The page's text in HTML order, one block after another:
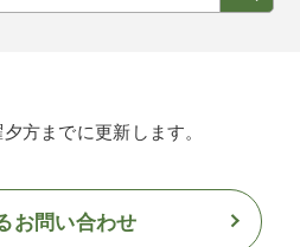
方までに更新します。
お問い合わせ